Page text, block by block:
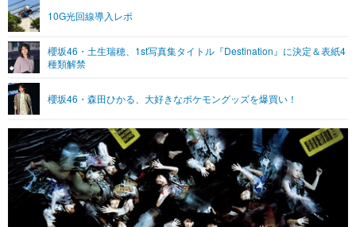
グラビア
ショッピング その他
ライフTOP
その他
リリース一覧
プッシュ通知の停止方法
10G光回線導入レポ
櫻坂46・土生瑞穂、1st写真集タイトル『Destination』に決定＆表紙4
種類解禁
櫻坂46・森田ひかる、大好きなポケモングッズを爆買い！